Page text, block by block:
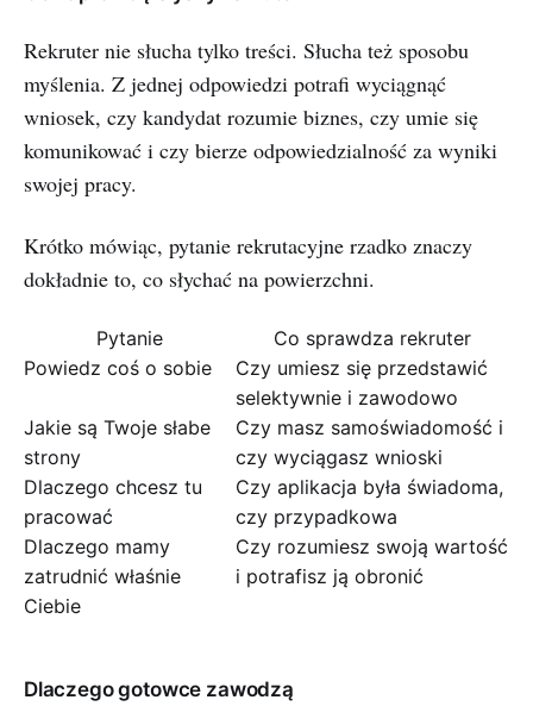
Rekruter nie słucha tylko treści. Słucha też sposobu
myślenia. Z jednej odpowiedzi potrafi wyciągnąć
wniosek, czy kandydat rozumie biznes, czy umie się
komunikować i czy bierze odpowiedzialność za wyniki
swojej pracy.
Krótko mówiąc, pytanie rekrutacyjne rzadko znaczy
dokładnie to, co słychać na powierzchni.
Pytanie
Co sprawdza rekruter
Powiedz coś o sobie
Czy umiesz się przedstawić
selektywnie i zawodowo
Jakie są Twoje słabe
strony
Czy masz samoświadomość i
czy wyciągasz wnioski
Dlaczego chcesz tu
pracować
Czy aplikacja była świadoma,
czy przypadkowa
Dlaczego mamy
zatrudnić właśnie
Ciebie
Czy rozumiesz swoją wartość
i potrafisz ją obronić
Dlaczego gotowce zawodzą